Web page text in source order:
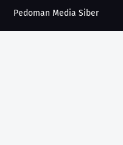
Pedoman Media Siber